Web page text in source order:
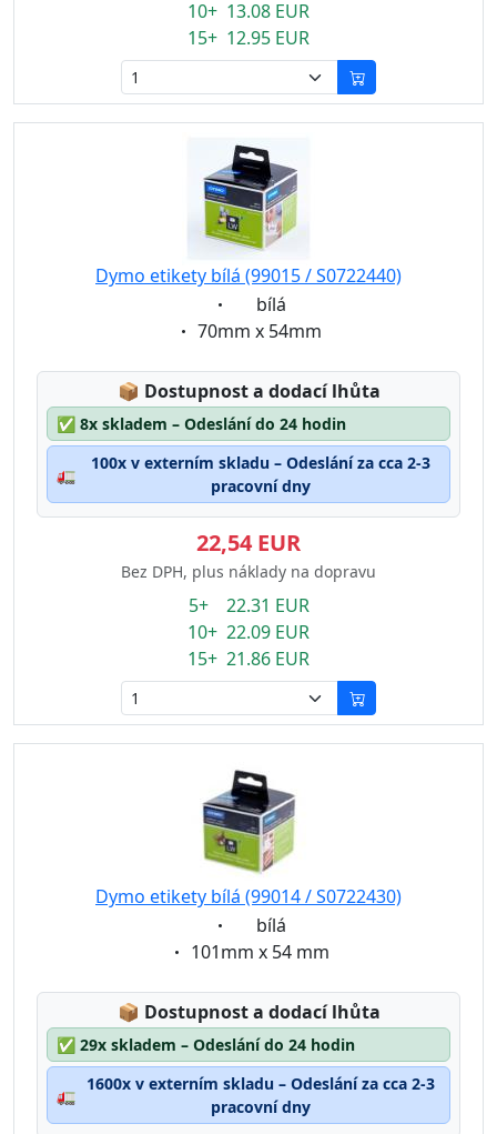
10+ 13.08 EUR
15+ 12.95 EUR
Dymo etikety bílá (99015 / S0722440)
Eigenschaft:
bílá
Eigenschaft:
70mm x 54mm
📦 Lagerstatus:
Dostupnost a dodací lhůta
✅ 8x skladem – Odeslání do 24 hodin
🚛
100x v externím skladu – Odeslání za cca 2-3
pracovní dny
22,54 EUR
Bez DPH, plus náklady na dopravu
5+ 22.31 EUR
10+ 22.09 EUR
15+ 21.86 EUR
Dymo etikety bílá (99014 / S0722430)
Eigenschaft:
bílá
Eigenschaft:
101mm x 54 mm
📦 Lagerstatus:
Dostupnost a dodací lhůta
✅ 29x skladem – Odeslání do 24 hodin
🚛
1600x v externím skladu – Odeslání za cca 2-3
pracovní dny